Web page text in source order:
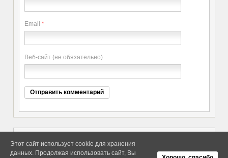
Email *
Веб-сайт (не обязательно)
Об Arras WordPress Theme
Copyright elitethings. All Rights
Этот сайт использует cookie для хранения
данных. Продолжая использовать сайт, Вы